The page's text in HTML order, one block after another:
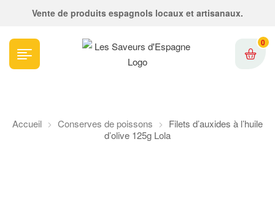
Vente de produits espagnols locaux et artisanaux.
0
Accueil Conserves de poissons
Filets d’auxides à l’huile
d’olive 125g Lola